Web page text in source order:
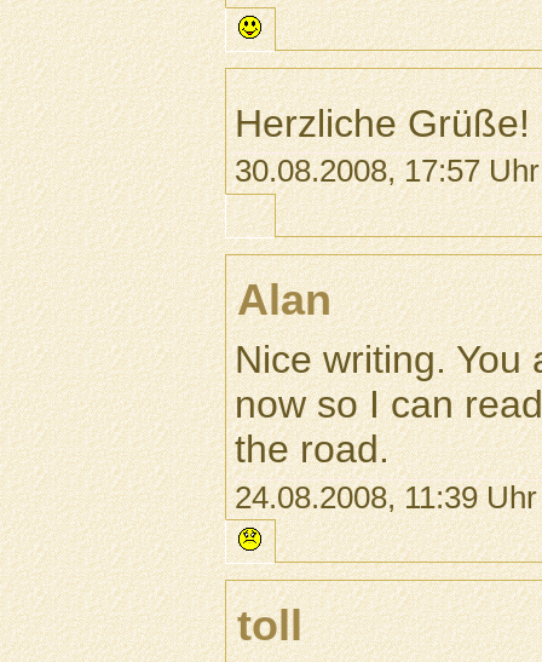
Herzliche Grüße!
30.08.2008, 17:57 Uhr
Alan
Nice writing. You
now so I can
the road.
24.08.2008, 11:39 Uhr
toll